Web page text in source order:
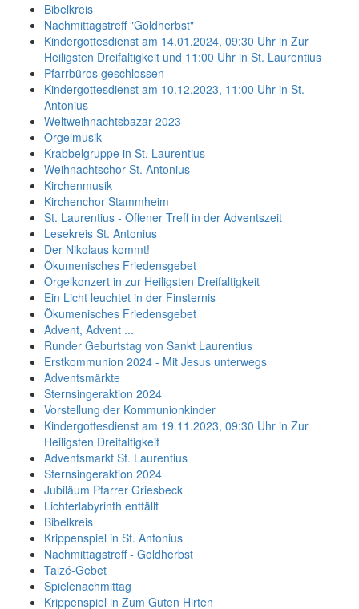
Bibelkreis
Nachmittagstreff "Goldherbst"
Kindergottesdienst am 14.01.2024, 09:30 Uhr in Zur
Heiligsten Dreifaltigkeit und 11:00 Uhr in St. Laurentius
Pfarrbüros geschlossen
Kindergottesdienst am 10.12.2023, 11:00 Uhr in St.
Antonius
Weltweihnachtsbazar 2023
Orgelmusik
Krabbelgruppe in St. Laurentius
Weihnachtschor St. Antonius
Kirchenmusik
Kirchenchor Stammheim
St. Laurentius - Offener Treff in der Adventszeit
Lesekreis St. Antonius
Der Nikolaus kommt!
Ökumenisches Friedensgebet
Orgelkonzert in zur Heiligsten Dreifaltigkeit
Ein Licht leuchtet in der Finsternis
Ökumenisches Friedensgebet
Advent, Advent ...
Runder Geburtstag von Sankt Laurentius
Erstkommunion 2024 - Mit Jesus unterwegs
Adventsmärkte
Sternsingeraktion 2024
Vorstellung der Kommunionkinder
Kindergottesdienst am 19.11.2023, 09:30 Uhr in Zur
Heiligsten Dreifaltigkeit
Adventsmarkt St. Laurentius
Sternsingeraktion 2024
Jubiläum Pfarrer Griesbeck
Lichterlabyrinth entfällt
Bibelkreis
Krippenspiel in St. Antonius
Nachmittagstreff - Goldherbst
Taizé-Gebet
Spielenachmittag
Krippenspiel in Zum Guten Hirten